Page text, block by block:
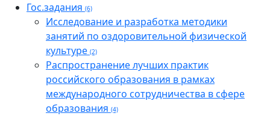
Гос.задания (6)
Исследование и разработка методики
занятий по оздоровительной физической
культуре (2)
Распространение лучших практик
российского образования в рамках
международного сотрудничества в сфере
образования (4)